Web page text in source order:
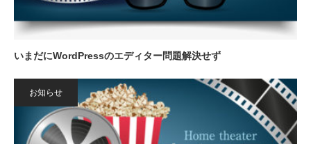
いまだにWordPressのエディター問題解決せず
お知らせ